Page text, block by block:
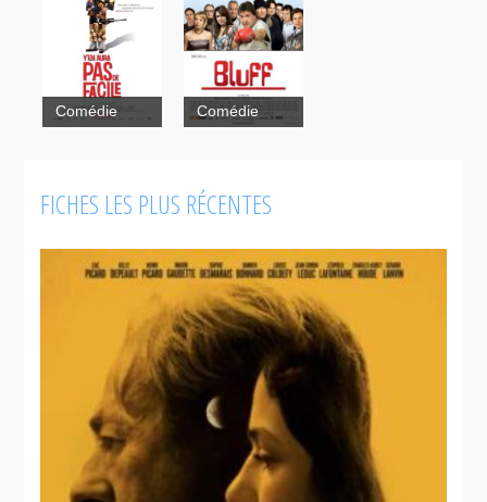
Innocent
aura pas de
Comédie
Bluff
Comédie
FICHES LES PLUS RÉCENTES